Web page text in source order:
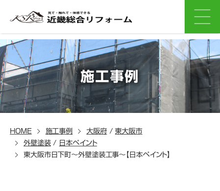
施工事例
HOME 施工事例 大阪府/東大阪市
外壁塗装/
日本ペイント
東大阪市日下町～外壁塗装工事～【日本ペイント】